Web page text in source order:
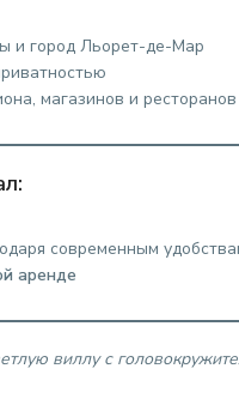
и город Льорет-де-Мар
магазинов и ресторанов
современным
аренде
виллу с